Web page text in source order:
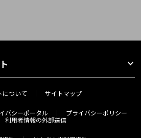
について サイトマップ
バシーポータル
プライバシーポリシー
利用者情報の外部送信